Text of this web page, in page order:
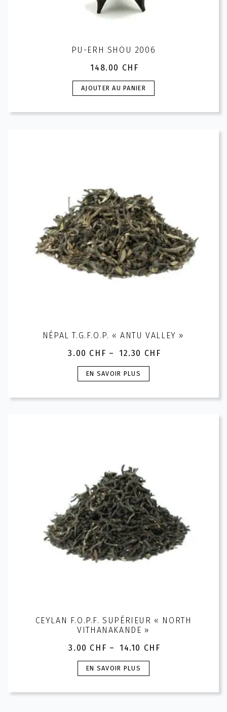
PU-ERH SHOU 2006
148.00 CHF
AJOUTER AU PANIER
NÉPAL T.G.F.O.P. « ANTU VALLEY »
3.00 CHF – 12.30 CHF
Plage
de
prix :
à
EN SAVOIR PLUS
Ce
produit
choisies
sur
la
page
du
produit
CEYLAN F.O.P.F. SUPÉRIEUR « NORTH
VITHANAKANDE »
3.00 CHF – 14.10 CHF
Plage
de
prix :
à
EN SAVOIR PLUS
Ce
produit